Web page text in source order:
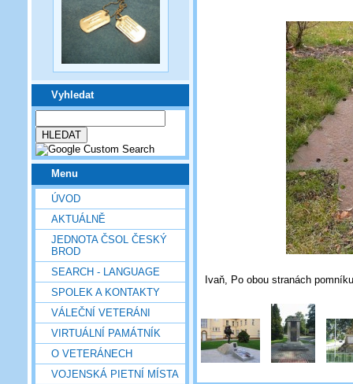
Vyhledat
Menu
ÚVOD
AKTUÁLNĚ
JEDNOTA ČSOL ČESKÝ
BROD
SEARCH - LANGUAGE
SPOLEK A KONTAKTY
VÁLEČNÍ VETERÁNI
VIRTUÁLNÍ PAMÁTNÍK
O VETERÁNECH
VOJENSKÁ PIETNÍ MÍSTA
Ivaň, Po obou stranách